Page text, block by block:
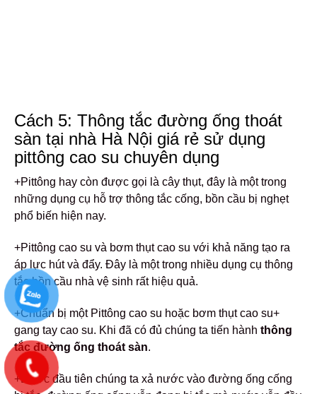
Cách 5: Thông tắc đường ống thoát
sàn tại nhà Hà Nội giá rẻ sử dụng
pittông cao su chuyên dụng
+Pittông hay còn được gọi là cây thụt, đây là một trong
những dụng cụ hỗ trợ thông tắc cống, bồn cầu bị nghẹt
phổ biến hiện nay.
+Pittông cao su và bơm thụt cao su với khả năng tạo ra
áp lực hút và đẩy. Đây là một trong nhiều dụng cụ thông
tắc bồn cầu nhà vệ sinh rất hiệu quả.
+Chuẩn bị một Pittông cao su hoặc bơm thụt cao su+
gang tay cao su. Khi đã có đủ chúng ta tiến hành thông
tắc đường ống thoát sàn.
+Bước đầu tiên chúng ta xả nước vào đường ống cống